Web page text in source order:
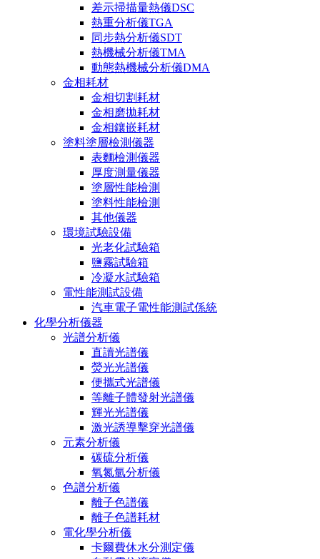
差示掃描量熱儀DSC
熱重分析儀TGA
同步熱分析儀SDT
熱機械分析儀TMA
動態熱機械分析儀DMA
金相耗材
金相切割耗材
金相磨拋耗材
金相鑲嵌耗材
塗料塗層檢測儀器
表麵檢測儀器
厚度測量儀器
塗層性能檢測
塗料性能檢測
其他儀器
環境試驗設備
光老化試驗箱
鹽霧試驗箱
冷凝水試驗箱
電性能測試設備
汽車電子電性能測試係統
化學分析儀器
光譜分析儀
直讀光譜儀
熒光光譜儀
便攜式光譜儀
等離子體發射光譜儀
輝光光譜儀
激光誘導擊穿光譜儀
元素分析儀
碳硫分析儀
氧氮氫分析儀
色譜分析儀
離子色譜儀
離子色譜耗材
電化學分析儀
卡爾費休水分測定儀